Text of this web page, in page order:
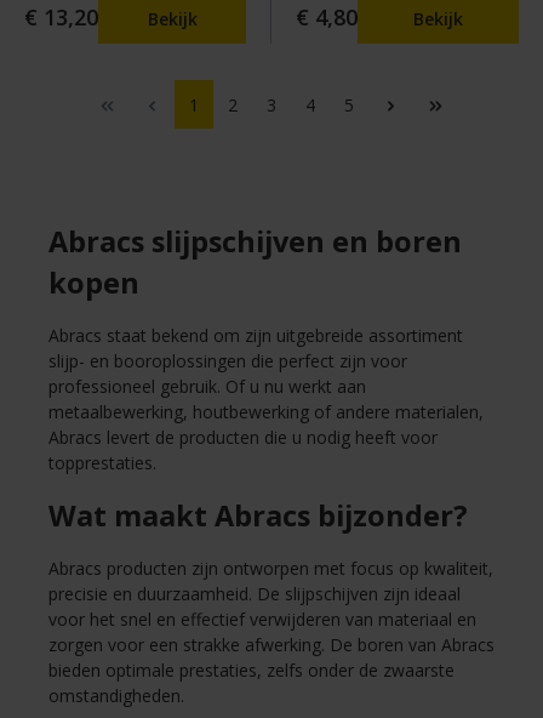
€ 13,20 Bekijk € 4,80 Bekijk
1 2 3 4 5
Abracs slijpschijven en boren
kopen
Abracs staat bekend om zijn uitgebreide assortiment
slijp- en booroplossingen die perfect zijn voor
professioneel gebruik. Of u nu werkt aan
metaalbewerking, houtbewerking of andere materialen,
Abracs levert de producten die u nodig heeft voor
topprestaties.
Wat maakt Abracs bijzonder?
Abracs producten zijn ontworpen met focus op kwaliteit,
precisie en duurzaamheid. De slijpschijven zijn ideaal
voor het snel en effectief verwijderen van materiaal en
zorgen voor een strakke afwerking. De boren van Abracs
bieden optimale prestaties, zelfs onder de zwaarste
omstandigheden.